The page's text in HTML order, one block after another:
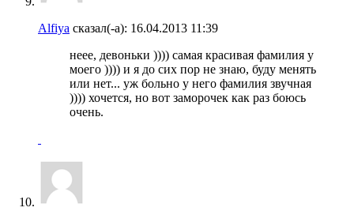
Alfiya сказал(-а): 16.04.2013 11:39
неее, девоньки )))) самая красивая фамилия у
моего )))) и я до сих пор не знаю, буду менять
или нет... уж больно у него фамилия звучная
)))) хочется, но вот заморочек как раз боюсь
очень.